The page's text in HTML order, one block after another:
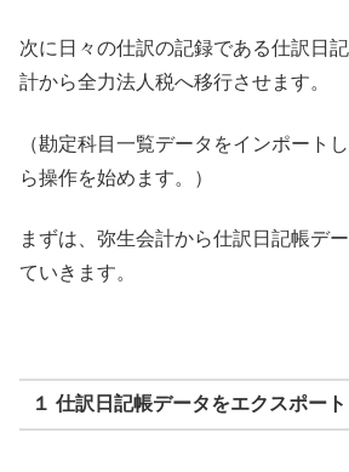
次に日々の仕訳の記録である仕訳日
計から全力法人税へ移行させます。
（勘定科目一覧データをインポート
ら操作を始めます。）
まずは、弥生会計から仕訳日記帳デ
ていきます。
１ 仕訳日記帳データをエクスポート